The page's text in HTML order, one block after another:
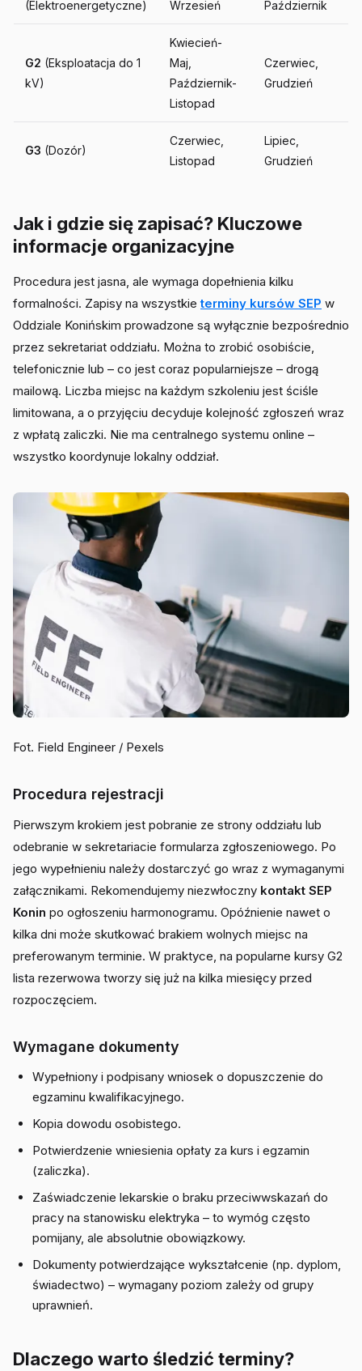
(Elektroenergetyczne) Wrzesień Październik
G2 (Eksploatacja do 1
kV)
Kwiecień-
Maj,
Październik-
Listopad
Czerwiec,
Grudzień
G3 (Dozór)
Czerwiec,
Listopad
Lipiec,
Grudzień
Jak i gdzie się zapisać? Kluczowe
informacje organizacyjne
Procedura jest jasna, ale wymaga dopełnienia kilku
formalności. Zapisy na wszystkieterminy kursów SEP w
Oddziale Konińskim prowadzone są wyłącznie bezpośrednio
przez sekretariat oddziału. Można to zrobić osobiście,
telefonicznie lub – co jest coraz popularniejsze – drogą
mailową. Liczba miejsc na każdym szkoleniu jest ściśle
limitowana, a o przyjęciu decyduje kolejność zgłoszeń wraz
z wpłatą zaliczki. Nie ma centralnego systemu online –
wszystko koordynuje lokalny oddział.
Fot. Field Engineer / Pexels
Procedura rejestracji
Pierwszym krokiem jest pobranie ze strony oddziału lub
odebranie w sekretariacie formularza zgłoszeniowego. Po
jego wypełnieniu należy dostarczyć go wraz z wymaganymi
załącznikami. Rekomendujemy niezwłoczny kontakt SEP
Konin po ogłoszeniu harmonogramu. Opóźnienie nawet o
kilka dni może skutkować brakiem wolnych miejsc na
preferowanym terminie. W praktyce, na popularne kursy G2
lista rezerwowa tworzy się już na kilka miesięcy przed
rozpoczęciem.
Wymagane dokumenty
Wypełniony i podpisany wniosek o dopuszczenie do
egzaminu kwalifikacyjnego.
Kopia dowodu osobistego.
Potwierdzenie wniesienia opłaty za kurs i egzamin
(zaliczka).
Zaświadczenie lekarskie o braku przeciwwskazań do
pracy na stanowisku elektryka – to wymóg często
pomijany, ale absolutnie obowiązkowy.
Dokumenty potwierdzające wykształcenie (np. dyplom,
świadectwo) – wymagany poziom zależy od grupy
uprawnień.
Dlaczego warto śledzić terminy?